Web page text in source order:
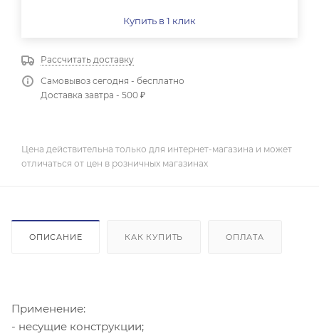
Купить в 1 клик
Рассчитать доставку
Самовывоз сегодня - бесплатно
Доставка завтра - 500 ₽
Цена действительна только для интернет-магазина и может
отличаться от цен в розничных магазинах
ОПИСАНИЕ КАК КУПИТЬ ОПЛАТА
Применение:
- несущие конструкции;